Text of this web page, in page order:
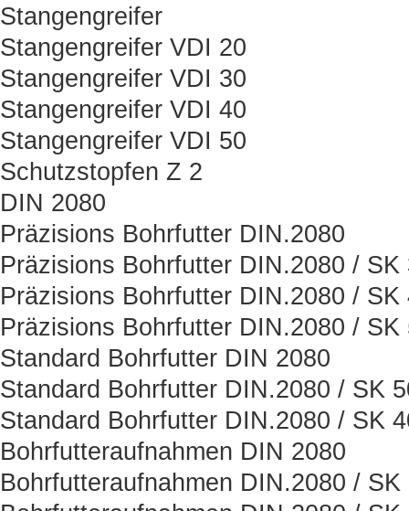
Stangengreifer
Stangengreifer VDI 20
Stangengreifer VDI 30
Stangengreifer VDI 40
Stangengreifer VDI 50
Schutzstopfen Z 2
DIN 2080
Präzisions Bohrfutter DIN.2080
Präzisions Bohrfutter DIN.2080 / SK
Präzisions Bohrfutter DIN.2080 / SK
Präzisions Bohrfutter DIN.2080 / SK
Standard Bohrfutter DIN 2080
Standard Bohrfutter DIN.2080 / SK
Standard Bohrfutter DIN.2080 / SK
Bohrfutteraufnahmen DIN 2080
Bohrfutteraufnahmen DIN.2080 / SK